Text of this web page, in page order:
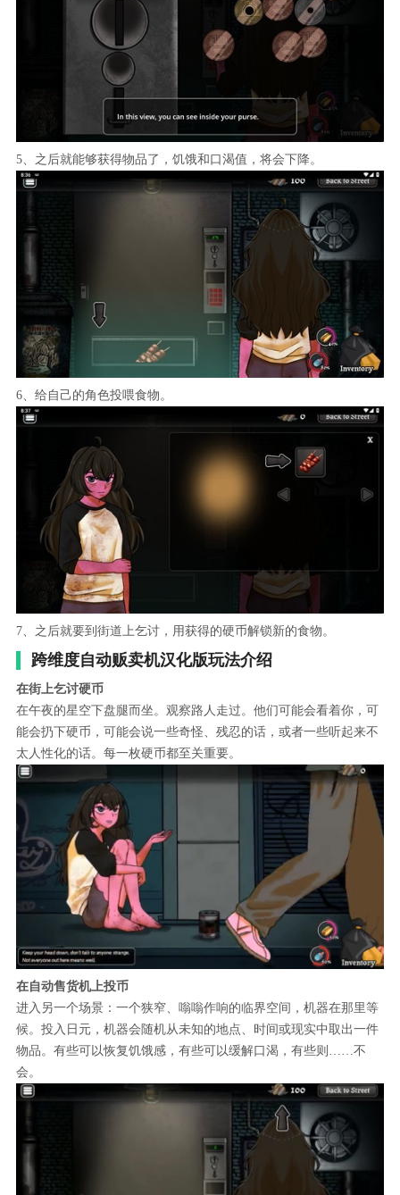
5、之后就能够获得物品了，饥饿和口渴值，将会下降。
6、给自己的角色投喂食物。
7、之后就要到街道上乞讨，用获得的硬币解锁新的食物。
跨维度自动贩卖机汉化版玩法介绍
在街上乞讨硬币
在午夜的星空下盘腿而坐。观察路人走过。他们可能会看着你，可
能会扔下硬币，可能会说一些奇怪、残忍的话，或者一些听起来不
太人性化的话。每一枚硬币都至关重要。
在自动售货机上投币
进入另一个场景：一个狭窄、嗡嗡作响的临界空间，机器在那里等
候。投入日元，机器会随机从未知的地点、时间或现实中取出一件
物品。有些可以恢复饥饿感，有些可以缓解口渴，有些则……不
会。